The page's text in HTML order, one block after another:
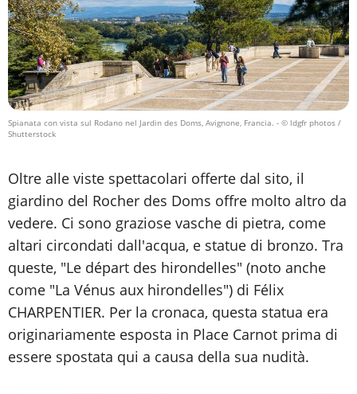
Spianata con vista sul Rodano nel Jardin des Doms, Avignone, Francia. - © ldgfr photos /
Shutterstock
Oltre alle viste spettacolari offerte dal sito, il
giardino del Rocher des Doms offre molto altro da
vedere. Ci sono graziose vasche di pietra, come
altari circondati dall'acqua, e statue di bronzo. Tra
queste, "Le départ des hirondelles" (noto anche
come "La Vénus aux hirondelles") di Félix
CHARPENTIER. Per la cronaca, questa statua era
originariamente esposta in Place Carnot prima di
essere spostata qui a causa della sua nudità.